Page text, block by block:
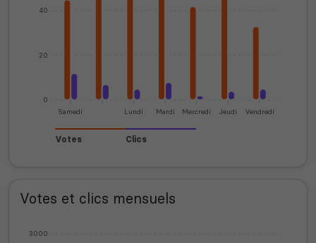
0
20
40
Samedi Lundi Mardi Mercredi Jeudi Vendredi
Votes Clics
Votes et clics mensuels
3000